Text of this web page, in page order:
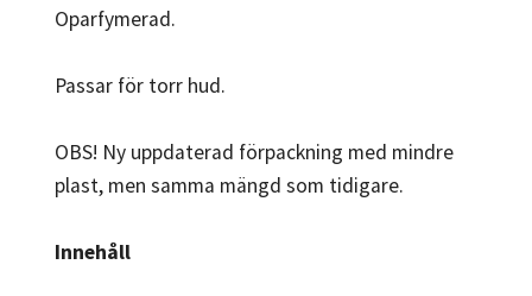
Oparfymerad.
Passar för torr hud.
OBS! Ny uppdaterad förpackning med mindre
plast, men samma mängd som tidigare.
Innehåll